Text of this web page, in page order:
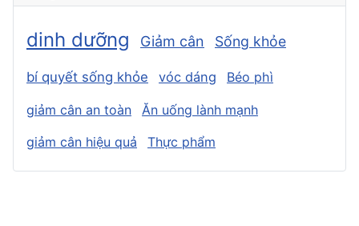
dinh dưỡng Giảm cân Sống khỏe
bí quyết sống khỏe vóc dáng Béo phì
giảm cân an toàn
Ăn uống lành mạnh
giảm cân hiệu quả
Thực phẩm